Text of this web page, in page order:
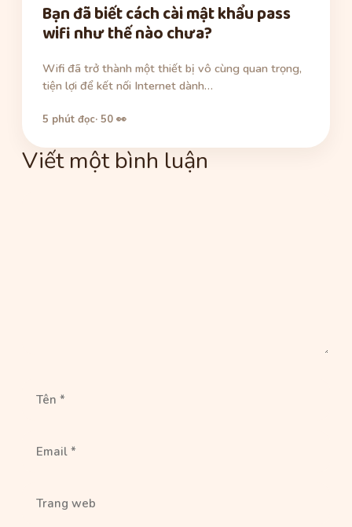
Bạn đã biết cách cài mật khẩu pass
wifi như thế nào chưa?
Wifi đã trở thành một thiết bị vô cùng quan trọng,
tiện lợi để kết nối Internet dành…
5 phút đọc· 50 👀
Viết một bình luận
web